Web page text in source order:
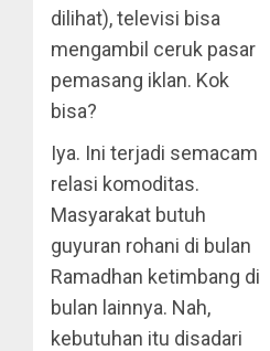
dilihat), televisi bisa
mengambil ceruk pasar
pemasang iklan. Kok
bisa?
Iya. Ini terjadi semacam
relasi komoditas.
Masyarakat butuh
guyuran rohani di bulan
Ramadhan ketimbang di
bulan lainnya. Nah,
kebutuhan itu disadari